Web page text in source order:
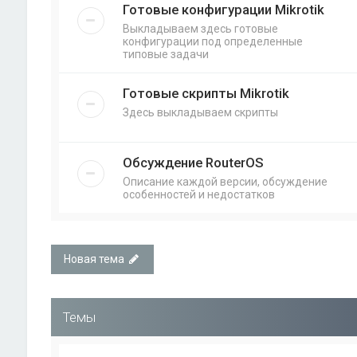
Готовые конфигурации Mikrotik
Выкладываем здесь готовые
конфигурации под определенные
типовые задачи
Готовые скрипты Mikrotik
Здесь выкладываем скрипты
Обсуждение RouterOS
Описание каждой версии, обсуждение
особенностей и недостатков
Новая тема
Темы